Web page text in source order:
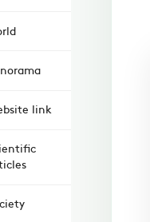
link